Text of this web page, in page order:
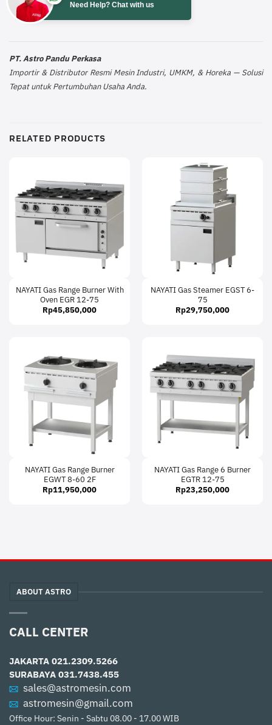
Need Help? Chat with us
PT. Astro Pandu Perkasa
Importir & Distributor Resmi Mesin Industri, UMKM, & Horeka — Solusi
Tepat untuk Pertumbuhan Usaha Anda.
RELATED PRODUCTS
NAYATI Gas Range Burner With
Oven EGR 12-75
Rp45,850,000
NAYATI Gas Steamer EGST 6-
75
Rp29,750,000
NAYATI Gas Range Burner
EGWT 8-60 2F
Rp11,950,000
NAYATI Gas Range 6 Burner
EGTR 12-75
Rp23,250,000
ABOUT ASTRO
CALL CENTER
JAKARTA 021.2309.5266
SURABAYA 031.7438.455
sales@astromesin.com
astromesin@gmail.com
Office Hour: Senin - Sabtu 08.00 - 17.00 WIB